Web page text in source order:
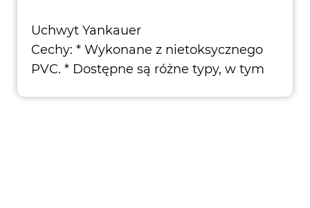
Uchwyt Yankauer
Cechy: * Wykonane z nietoksycznego
PVC. * Dostępne są różne typy, w tym